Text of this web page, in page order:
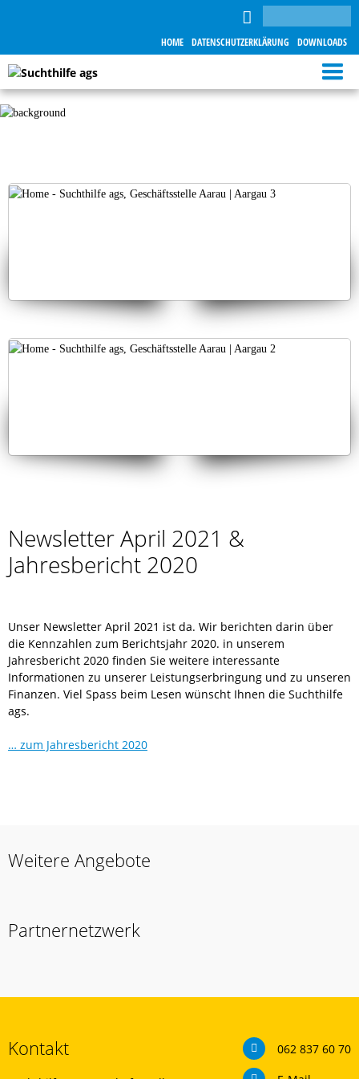
HOME DATENSCHUTZERKLÄRUNG DOWNLOADS
Open
Newsletter April 2021 &
Jahresbericht 2020
Unser Newsletter April 2021 ist da. Wir berichten darin über
die Kennzahlen zum Berichtsjahr 2020. in unserem
Jahresbericht 2020 finden Sie weitere interessante
Informationen zu unserer Leistungserbringung und zu unseren
Finanzen. Viel Spass beim Lesen wünscht Ihnen die Suchthilfe
ags.
… zum Jahresbericht 2020
Weitere Angebote
Partnernetzwerk
Kontakt
062 837 60 70